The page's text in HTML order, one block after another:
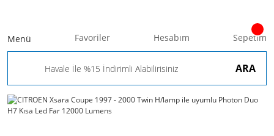
ARA
Menü Favoriler Hesabım Sepetim